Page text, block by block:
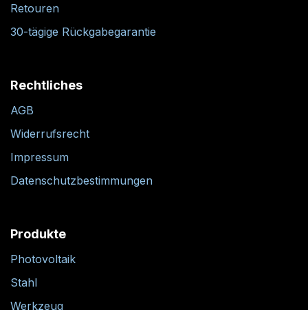
Retouren
30-tägige Rückgabegarantie
Rechtliches
AGB
Widerrufsrecht
Impressum
Datenschutzbestimmungen
Produkte
Photovoltaik
Stahl
Werkzeug